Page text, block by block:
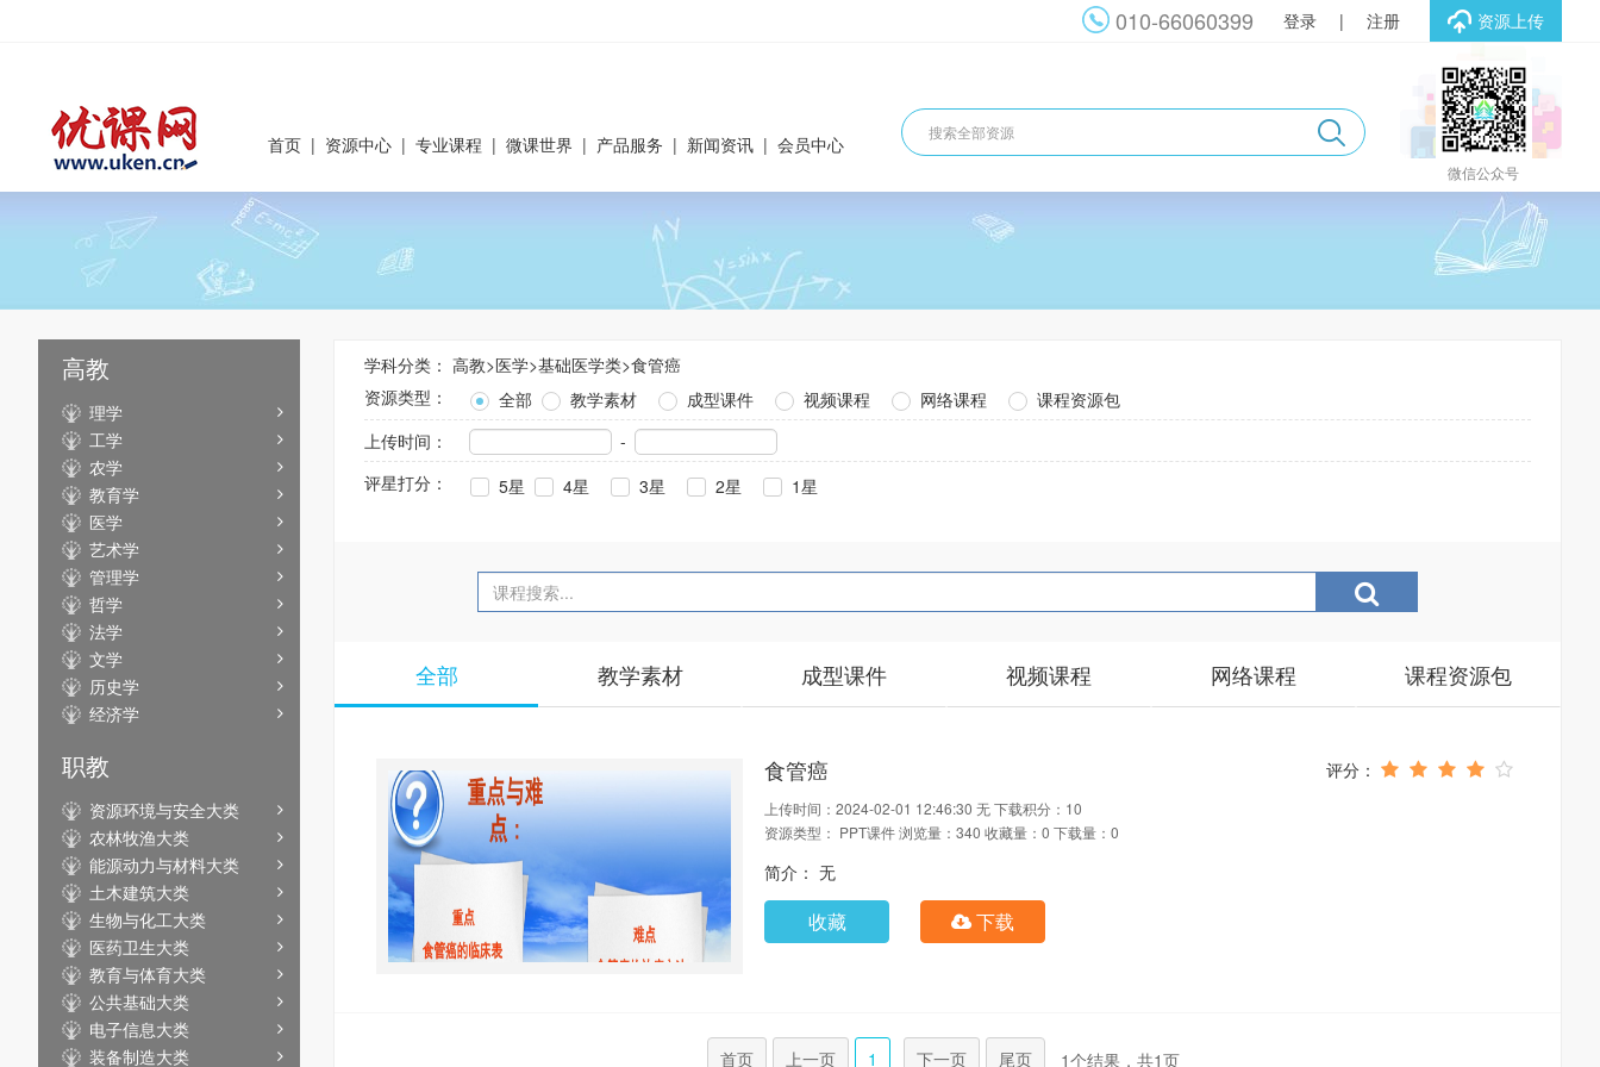
资源上传
登录 | 注册
010-66060399
微信公众号
首页 | 资源中心 | 专业课程 | 微课世界 | 产品服务 | 新闻资讯 | 会员中心
高教
理学
工学
农学
教育学
医学
艺术学
管理学
哲学
法学
文学
历史学
经济学
职教
资源环境与安全大类
农林牧渔大类
能源动力与材料大类
土木建筑大类
生物与化工大类
医药卫生大类
教育与体育大类
公共基础大类
电子信息大类
装备制造大类
学科分类： 高教>医学>基础医学类>食管癌
资源类型：
全部 教学素材 成型课件 视频课程 网络课程
课程资源包
上传时间：
-
评星打分：
5星 4星 3星 2星 1星
全部 教学素材 成型课件 视频课程 网络课程 课程资源包
食管癌
上传时间：2024-02-01 12:46:30 无下载积分：10
资源类型： PPT课件浏览量：340 收藏量：0 下载量：0
简介： 无
收藏 下载
首页 上一页 1 下一页 尾页 1个结果，共1页